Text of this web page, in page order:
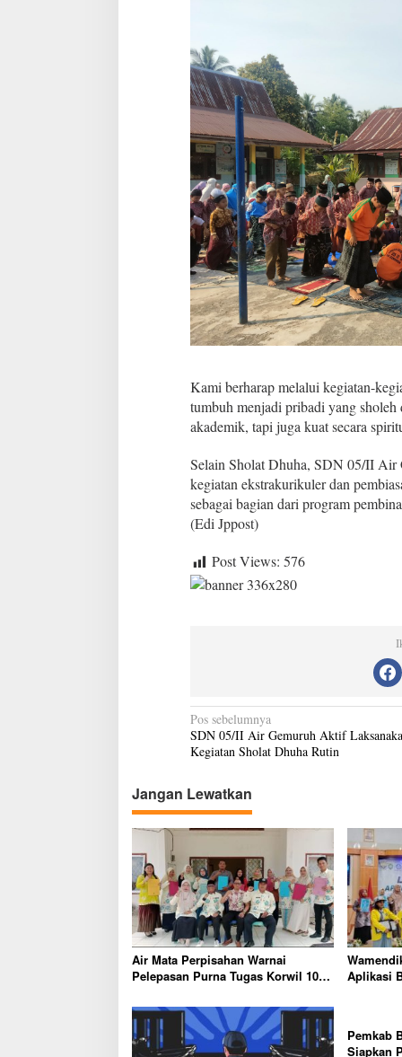
Kami berharap melalui kegiatan-
tumbuh menjadi pribadi yang sholeh
akademik, tapi juga kuat secara
Selain Sholat Dhuha, SDN 05/II Air
kegiatan ekstrakurikuler dan
sebagai bagian dari program
(Edi Jppost)
Post Views: 576
N
a
i
g
a
s
i
p
o
s
Pos sebelumnya
SDN 05/II Air Gemuruh Aktif
Kegiatan Sholat Dhuha Rutin
Jangan Lewatkan
Air Mata Perpisahan Warnai
Pelepasan Purna Tugas Korwil 10
Sekolah
Aplikasi
Pemkab
Siapkan